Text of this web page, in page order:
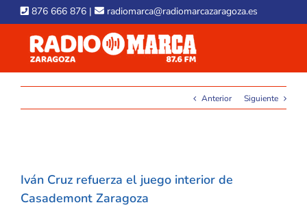
876 666 876 | radiomarca@radiomarcazaragoza.es
Anterior Siguiente
Image
Iván Cruz refuerza el juego interior de
Casademont Zaragoza